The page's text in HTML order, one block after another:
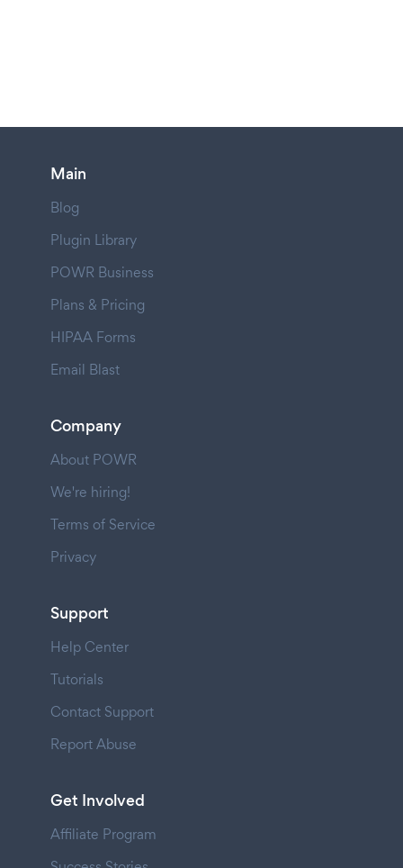
Main
Blog
Plugin Library
POWR Business
Plans & Pricing
HIPAA Forms
Email Blast
Company
About POWR
We're hiring!
Terms of Service
Privacy
Support
Help Center
Tutorials
Contact Support
Report Abuse
Get Involved
Affiliate Program